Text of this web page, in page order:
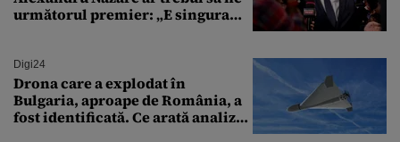
următorul premier: „E singura
Digi24
Drona care a explodat în
Bulgaria, aproape de România, a
fost identificată. Ce arată analiza